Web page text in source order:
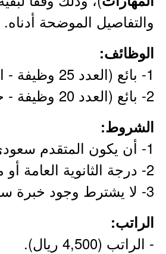
والتفاصيل الموضحة أدناه.
الوظائف:
1- بائع (العدد 25 وظيفة - الرياض).
2- بائع (العدد 20 وظيفة - جدة).
الشروط:
1- أن يكون المتقدم سعودي الجنسية.
2- درجة الثانوية العامة أو ما يعادلها.
3- لا يشترط وجود خبرة سابقة.
الراتب:
- الراتب (4,500 ريال).